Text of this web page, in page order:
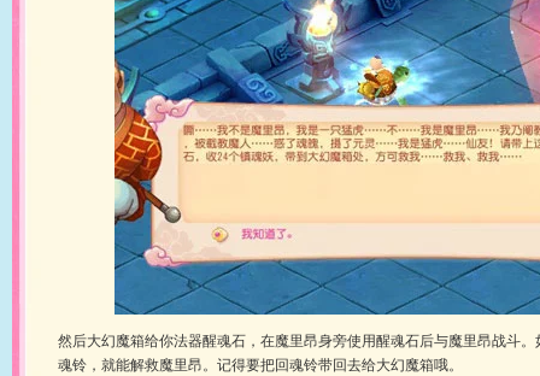
然后大幻魔箱给你法器醒魂石，在魔里昂身旁使用醒魂石后与魔里昂战斗
魂铃，就能解救魔里昂。记得要把回魂铃带回去给大幻魔箱哦。